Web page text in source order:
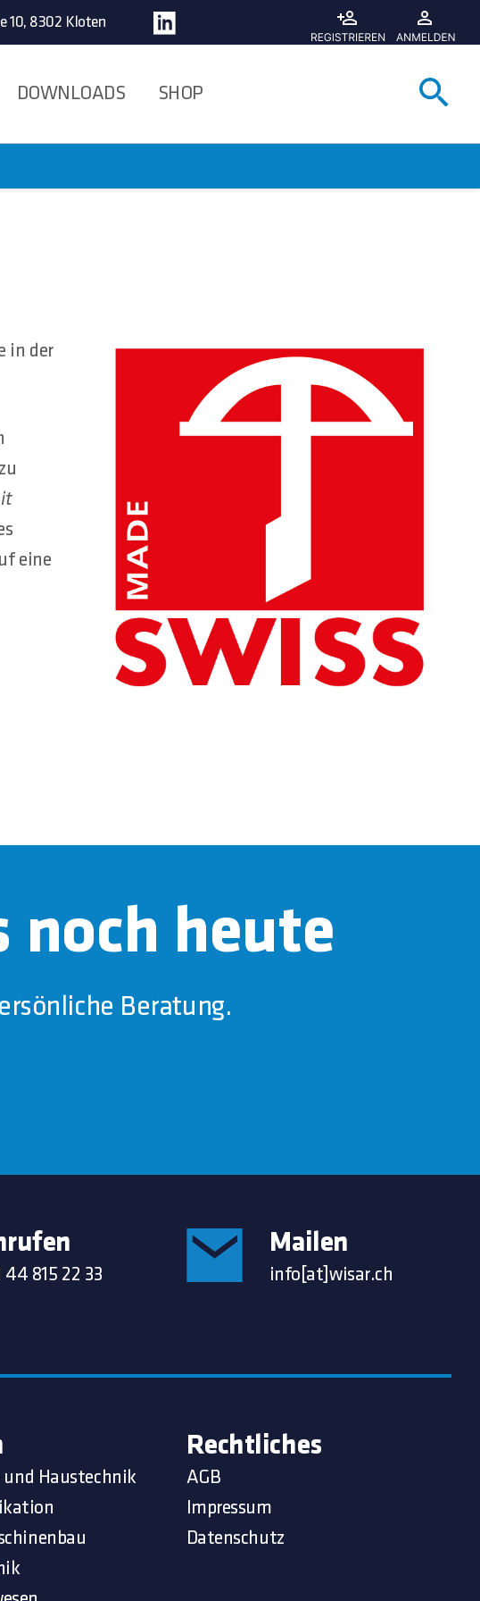
10, 8302 Kloten
DOWNLOADS SHOP
in der
eine
noch heute
Beratung.
44 815 22 33
Mailen
info[at]wisar.ch
Haustechnik
Rechtliches
AGB
Impressum
Datenschutz